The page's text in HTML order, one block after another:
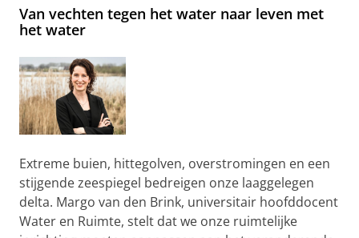
Van vechten tegen het water naar leven met
het water
Extreme buien, hittegolven, overstromingen en een
stijgende zeespiegel bedreigen onze laaggelegen
delta. Margo van den Brink, universitair hoofddocent
Water en Ruimte, stelt dat we onze ruimtelijke